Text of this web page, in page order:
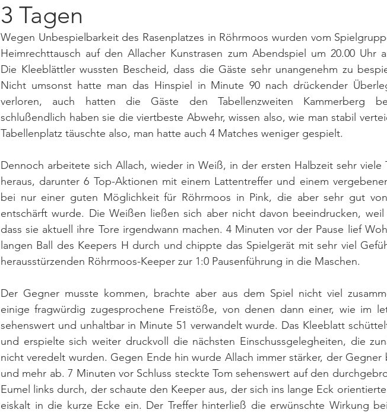
3 Tagen
Wegen Unbespielbarkeit des Rasenplatzes in Röhrmoos wurden vom
Heimrechttausch auf den Allacher Kunstrasen zum Abendspiel um 20.00 Uhr
Die Kleeblättler wussten Bescheid, dass die Gäste sehr unangenehm zu
Nicht umsonst hatte man das Hinspiel in Minute 90 nach drückender
verloren, auch hatten die Gäste den Tabellenzweiten Kammerberg
schlußendlich haben sie die viertbeste Abwehr, wissen also, wie man stabil
Tabellenplatz täuschte also, man hatte auch 4 Matches weniger gespielt.
Dennoch arbeitete sich Allach, wieder in Weiß, in der ersten Halbzeit sehr viele
heraus, darunter 6 Top-Aktionen mit einem Lattentreffer und einem
bei nur einer guten Möglichkeit für Röhrmoos in Pink, die aber sehr gut
entschärft wurde. Die Weißen ließen sich aber nicht davon beeindrucken, weil
dass sie aktuell ihre Tore irgendwann machen. 4 Minuten vor der Pause lief
langen Ball des Keepers H durch und chippte das Spielgerät mit sehr viel
herausstürzenden Röhrmoos-Keeper zur 1:0 Pausenführung in die Maschen.
Der Gegner musste kommen, brachte aber aus dem Spiel nicht viel
einige fragwürdig zugesprochene Freistöße, von denen dann einer, wie im
sehenswert und unhaltbar in Minute 51 verwandelt wurde. Das Kleeblatt
und erspielte sich weiter druckvoll die nächsten Einschussgelegheiten, die
nicht veredelt wurden. Gegen Ende hin wurde Allach immer stärker, der Gegner
und mehr ab. 7 Minuten vor Schluss steckte Tom sehenswert auf den
Eumel links durch, der schaute den Keeper aus, der sich ins lange Eck
eiskalt in die kurze Ecke ein. Der Treffer hinterließ die erwünschte Wirkung